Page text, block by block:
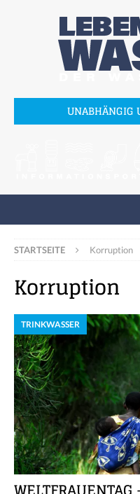
UNABHÄNGIG
STARTSEITE Korruption
Korruption
TRINKWASSER